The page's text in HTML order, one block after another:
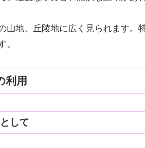
山地、丘陵地に広く見られます。
。
利用
して